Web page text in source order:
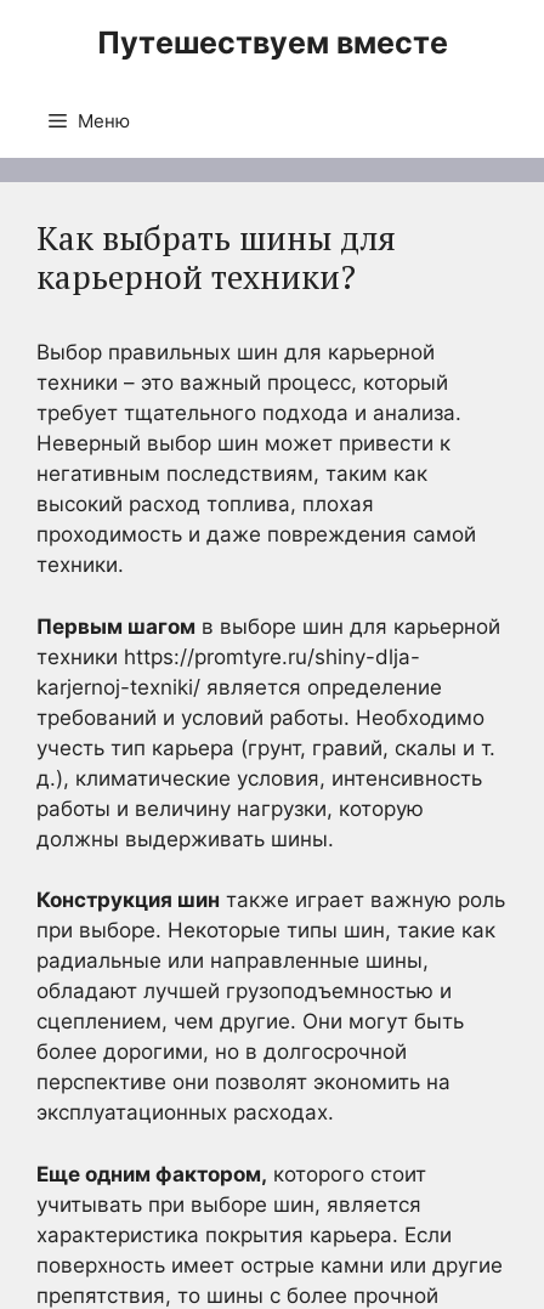
Путешествуем вместе
Меню
Как выбрать шины для
карьерной техники?
Выбор правильных шин для карьерной
техники – это важный процесс, который
требует тщательного подхода и анализа.
Неверный выбор шин может привести к
негативным последствиям, таким как
высокий расход топлива, плохая
проходимость и даже повреждения самой
техники.
Первым шагом в выборе шин для карьерной
техники https://promtyre.ru/shiny-dlja-
karjernoj-texniki/ является определение
требований и условий работы. Необходимо
учесть тип карьера (грунт, гравий, скалы и т.
д.), климатические условия, интенсивность
работы и величину нагрузки, которую
должны выдерживать шины.
Конструкция шин также играет важную роль
при выборе. Некоторые типы шин, такие как
радиальные или направленные шины,
обладают лучшей грузоподъемностью и
сцеплением, чем другие. Они могут быть
более дорогими, но в долгосрочной
перспективе они позволят экономить на
эксплуатационных расходах.
Еще одним фактором, которого стоит
учитывать при выборе шин, является
характеристика покрытия карьера. Если
поверхность имеет острые камни или другие
препятствия, то шины с более прочной